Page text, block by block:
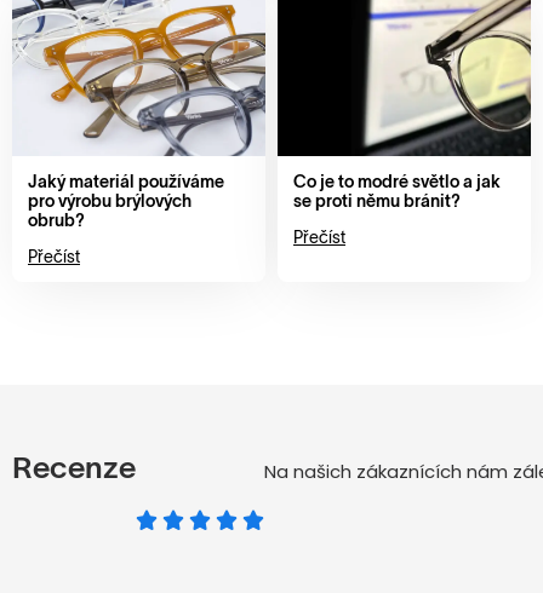
Jaký materiál používáme
pro výrobu brýlových
obrub?
Přečíst
Co je to modré světlo a jak
se proti němu bránit?
Přečíst
Recenze Na našich zákaznících nám